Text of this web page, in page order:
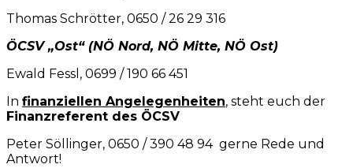
Thomas Schrötter, 0650 / 26 29 316
ÖCSV „Ost“ (NÖ Nord, NÖ Mitte, NÖ Ost)
Ewald Fessl, 0699 / 190 66 451
In finanziellen Angelegenheiten, steht euch der
Finanzreferent des ÖCSV
Peter Söllinger, 0650 / 390 48 94 gerne Rede und
Antwort!